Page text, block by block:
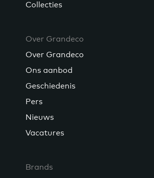
Collecties
Over Grandeco
Over Grandeco
Ons aanbod
Geschiedenis
Pers
Nieuws
Vacatures
Brands